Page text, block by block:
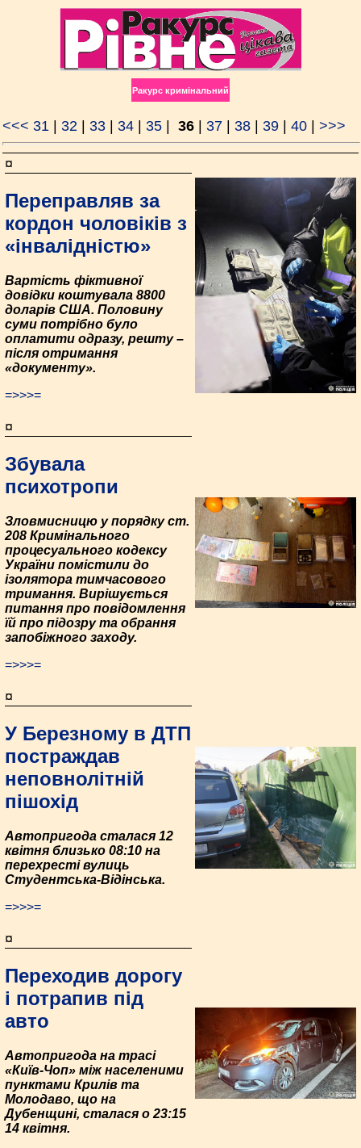
Ракурс кримінальний
<<< 31 32 33 34 35 36 37 38 39 40 >>>
¤
Переправляв за
кордон чоловіків з
«інвалідністю»
Вартість фіктивної
довідки коштувала 8800
доларів США. Половину
суми потрібно було
оплатити одразу, решту –
після отримання
«документу».
=>>>=
¤
Збувала
психотропи
Зловмисницю у порядку ст.
208 Кримінального
процесуального кодексу
України помістили до
ізолятора тимчасового
тримання. Вирішується
питання про повідомлення
їй про підозру та обрання
запобіжного заходу.
=>>>=
¤
У Березному в ДТП
постраждав
неповнолітній
пішохід
Автопригода сталася 12
квітня близько 08:10 на
перехресті вулиць
Студентська-Відінська.
=>>>=
¤
Переходив дорогу
і потрапив під
авто
Автопригода на трасі
«Київ-Чоп» між населеними
пунктами Крилів та
Молодаво, що на
Дубенщині, сталася о 23:15
14 квітня.